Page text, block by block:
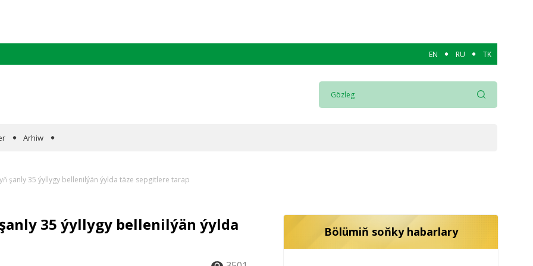
EN RU TK
Arhiw
şanly 35 ýyllygy bellenilýän ýylda täze sepgitlere tarap
35 ýyllygy bellenilýän ýylda
Bölümiň soňky habarlary